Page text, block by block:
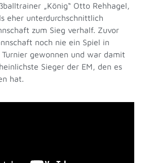
„König“ Otto Rehhagel,
eher unterdurchschnittlich
zum Sieg verhalf. Zuvor
noch nie ein Spiel in
Turnier gewonnen und war damit
Sieger der EM, den es
hat.